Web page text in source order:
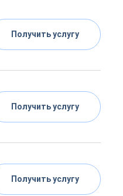
Получить услугу
Получить услугу
Получить услугу